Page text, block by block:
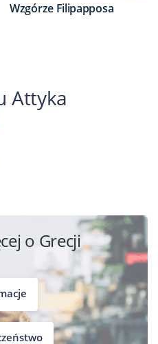
Wzgórze Filipapposa
Attyka
o Grecji